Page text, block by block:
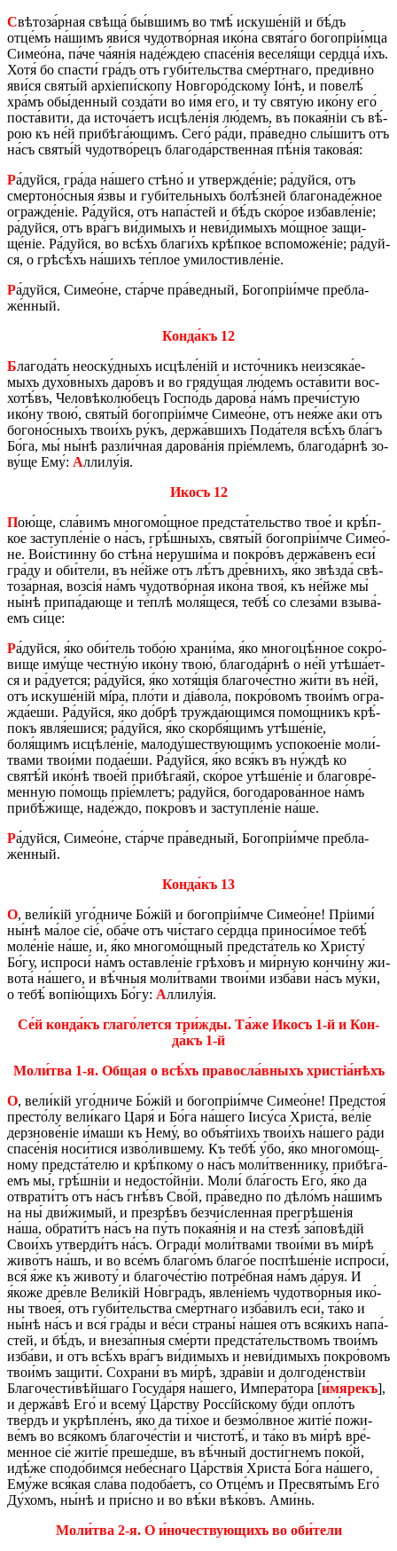
Свѣ­то­за́р­ная свѣ­ща́ бы́в­шимъ во тмѣ́ иску­ше́ній и бѣ́дъ
отце́мъ на́­шимъ яви́ся чу­до­тво́р­ная ико́­на свята́го бо­го­пріи́мца
Си­ме­о́­на, па́че ча́янія на­де́­ждею спа­се́нія веселя́щи серд­ца́ и́хъ.
Хотя́ бо спа­сти́ гра́дъ отъ гу­би́­тель­ства сме́рт­на­го, пре­ди́в­но
яви́ся святы́й ар­хіе­пи́­ско­пу Нов­го­ро́д­ско­му Іо́нѣ, и по­ве­лѣ́
хра́мъ обы́­ден­ный со­зда́­ти во и́мя его́, и ту́ святу́ю ико́ну его́
по­ста́­ви­ти, да исто­ча́­етъ ис­цѣ­ле́нія лю́­демъ, въ покая́ніи съ вѣ́­
рою къ не́й при­бѣ­га́­ю­щимъ. Сего́ ра́ди, пра́­вед­но слы́­шитъ отъ
на́съ святы́й чу­до­тво́­рецъ бла­го­да́р­ствен­ная пѣ́нія та­ко­ва́я:
Ра́дуй­ся, гра́­да на́­ше­го стѣ­но́ и утвер­жде́ніе; ра́дуй­ся, отъ
смер­то­но́с­ныя я́звы и гу­би́­тель­ныхъ бо­лѣ́­зней бла­го­на­де́ж­ное
огра­жде́ніе. Ра́дуй­ся, отъ на­па́­стей и бѣ́дъ ско́­рое из­ба­вле́ніе;
ра́дуй­ся, отъ вра́гъ ви́­ди­мыхъ и не­ви́­ди­мыхъ мо́щ­ное за­щи­
ще́ніе. Ра́дуй­ся, во всѣ́хъ бла­ги́хъ крѣ́п­кое вспо­мо­же́ніе; ра́дуй­
ся, о грѣ­сѣ́хъ на́­шихъ те́­плое уми­ло­стив­ле́ніе.
Ра́дуй­ся, Си­ме­о́­не, ста́р­че пра́­вед­ный, Бо­го­пріи́м­че пре­бла­
же́н­ный.
Кон­да́къ 12
Бла­го­да́ть не­о­ску́д­ныхъ ис­цѣ­ле́ній и исто́ч­никъ неизсяка́­е­
мыхъ ду­хо́в­ныхъ да­ро́въ и во гряду́щая лю́­демъ оста́­ви­ти вос­
хо­тѣ́въ, Че­ло­вѣ­ко­лю́­бецъ Го­спо́дь да­ро­ва́ на́мъ пре­чи́­стую
ико́ну твою́, святы́й бо­го­пріи́м­че Си­ме­о́­не, отъ нея́же а́ки отъ
бо­го­но́с­ныхъ тво­и́хъ ру́къ, дер­жа́в­шихъ По­да́­теля всѣ́хъ бла́гъ
Бо́га, мы́ ны́нѣ раз­ли́ч­ная да­ро­ва́нія пріе́м­лемъ, бла­го­да́р­нѣ зо­
ву́­ще Ему́: Алли­лу́ія.
Икосъ 12
Пою́ще, сла́­вимъ мно­го­мо́щ­ное пред­ста́­тель­ство твое́ и крѣ́п­
кое за­ступле́ніе о на́съ, грѣ́ш­ныхъ, святы́й бо­го­пріи́м­че Си­ме­о́­
не. Во­и́­стин­ну бо стѣ­на́ не­ру­ши́­ма и по­кро́въ дер­жа́­венъ еси́
гра́ду и оби́­те­ли, въ не́й­же отъ лѣ́тъ дре́в­нихъ, я́ко звѣз­да́ свѣ­
то­за́р­ная, возсія́ на́мъ чу­до­тво́р­ная ико́­на твоя́, къ не́й­же мы́
ны́нѣ при­па́­да­ю­ще и те́­плѣ моля́щеся, тебѣ́ со сле­за́­ми взы­ва́­
емъ си́це:
Ра́дуй­ся, я́ко оби́­тель то­бо́ю хра­ни́­ма, я́ко мно­го­цѣ́н­ное со­кро́­
ви­ще иму́­ще чест­ну́ю ико́ну твою́, бла­го­да́р­нѣ о не́й утѣ­ша́­ет­
ся и ра́дует­ся; ра́дуй­ся, я́ко хотя́щія бла­го­че́ст­но жи́ти въ не́й,
отъ иску­ше́ній мíра, пло́­ти и діа́­во­ла, по­кро́­вомъ тво­и́мъ огра­
жда́­е­ши. Ра́дуй­ся, я́ко до́­брѣ тру­жда́­ю­щим­ся по­мо́щ­никъ крѣ́­
покъ явля́ешися; ра́дуй­ся, я́ко скорбя́щимъ утѣ­ше́ніе,
боля́щимъ ис­цѣ­ле́ніе, ма­ло­ду́­ше­ствую­щимъ ус­по­ко­е́­ніе мо­ли́­
тва­ми тво­и́­ми по­да­е́­ши. Ра́дуй­ся, я́ко вся́къ въ ну́­ждѣ ко
святѣ́й ико́­нѣ тво­е́й при­бѣ­га́яй, ско́­рое утѣ­ше́ніе и бла­го­вре́­
мен­ную по́­мощь пріе́м­летъ; ра́дуй­ся, бо­го­да­ро­ва́н­ное на́мъ
при­бѣ́­жи­ще, на­де́­ждо, по­кро́въ и за­ступле́ніе на́ше.
Ра́дуй­ся, Си­ме­о́­не, ста́р­че пра́­вед­ный, Бо­го­пріи́м­че пре­бла­
же́н­ный.
Кон­да́къ 13
О, ве­ли́кій уго́д­ни­че Бо́жій и бо­го­пріи́м­че Си­ме­о́­не! Пріи­ми́
ны́нѣ ма́­лое сіе́, оба́­че отъ чи́­ста­го се́рд­ца при­но­си́­мое тебѣ́
мо­ле́ніе на́ше, и, я́ко мно­го­мо́щ­ный пред­ста́­тель ко Хри­сту́
Бо́гу, ис­про­си́ на́мъ остав­ле́ніе грѣ­хо́въ и ми́р­ную кон­чи́­ну жи­
во­та́ на́­ше­го, и вѣ́ч­ныя мо­ли́­тва­ми тво­и́­ми из­ба́­ви на́съ му́ки,
о тебѣ́ во­пі­ю́­щихъ Бо́гу: Алли­лу́ія.
Се́й кон­да́къ гла­го́­лет­ся три́­жды. Та́же Икосъ 1-й и Кон­
да́къ 1-й
Мо­ли́­тва 1-я. Общая о всѣ́хъ пра­во­сла́в­ныхъ хри­стіа́­нѣхъ
О, ве­ли́кій уго́д­ни­че Бо́жій и бо­го­пріи́м­че Си­ме­о́­не! Пред­стоя́
пре­сто́лу ве­ли́­ка­го Царя́ и Бо́га на́­ше­го Іису́­са Хри­ста́, ве́ліе
дер­зно­ве́ніе и́ма­ши къ Нему́, во объя́тіихъ тво­и́хъ на́­ше­го ра́ди
спа­се́нія но­си́­ти­ся из­во́­лив­ше­му. Къ тебѣ́ у́бо, я́ко мно­го­мо́щ­
но­му пред­ста́­те­лю и крѣ́п­ко­му о на́съ мо­ли́­твен­нику, при­бѣ­га́­
емъ мы́, грѣ́ш­ніи и не­до­сто́й­ніи. Моли́ бла́­гость Его́, я́ко да
отвра­ти́тъ отъ на́съ гнѣ́въ Сво́й, пра́­вед­но по дѣ­ло́мъ на́­шимъ
на ны́ дви́­жи­мый, и пре­зрѣ́въ без­чи́­слен­ная пре­грѣ­ше́нія
на́ша, обра­ти́тъ на́съ на пу́ть покая́нія и на сте­зѣ́ за́­по­вѣдій
Сво­и́хъ утвер­ди́тъ на́съ. Огра­ди́ мо­ли́­тва­ми тво­и́­ми въ ми́рѣ
жи­во́тъ на́шъ, и во все́мъ бла­го́мъ бла­го́е по­спѣ­ше́ніе ис­про­си́,
вся́ я́же къ жи­во­ту́ и бла­го­че́­стію по­тре́б­ная на́мъ да́руя. И
я́коже дре́в­ле Ве­ли́кій Но́в­градъ, явле́ніемъ чу­до­тво́р­ныя ико́­
ны твоея́, отъ гу­би́­тель­ства сме́рт­на­го из­ба́­вилъ еси́, та́ко и
ны́нѣ на́съ и вся́ гра́­ды и ве́си стра­ны́ на́шея отъ вся́кихъ на­па́­
стей, и бѣ́дъ, и вне­за́п­ныя сме́р­ти пред­ста́­тель­ствомъ тво­и́мъ
из­ба́­ви, и отъ всѣ́хъ вра́гъ ви́­ди­мыхъ и не­ви́­ди­мыхъ по­кро́­вомъ
тво­и́мъ за­щи­ти́. Со­хра­ни́ въ ми́рѣ, здра́­віи и дол­го­де́н­ствіи
Бла­го­че­сти́­вѣй­ша­го Го­су­да́ря на́­ше­го, Импе­ра́­то­ра [и́мярекъ],
и дер­жа́­вѣ Его́ и все­му́ Ца́рству Россíйско­му бу́ди опло́тъ
тве́рдъ и укрѣп­ле́нъ, я́ко да ти́­хое и без­мо́лв­ное жи­тіе́ по­жи­
ве́мъ во вся́комъ бла­го­че́­стіи и чи­сто­тѣ́, и та́ко въ ми́рѣ вре́­
мен­ное сіе́ жи­тіе́ пре­ше́д­ше, въ вѣ́ч­ный до­сти́г­немъ по­ко́й,
идѣ́­же спо­до́­бим­ся не­бе́с­на­го Ца́рствія Хри­ста́ Бо́га на́­ше­го,
Ему́­же вся́кая сла́­ва по­до­ба́­етъ, со Отце́мъ и Пресвяты́мъ Его́
Ду́­хомъ, ны́нѣ и при́­сно и во вѣ́ки вѣ­ко́въ. Ами́нь.
Мо­ли́­тва 2-я. О и́но­че­ству­ю­щихъ во оби́­те­ли